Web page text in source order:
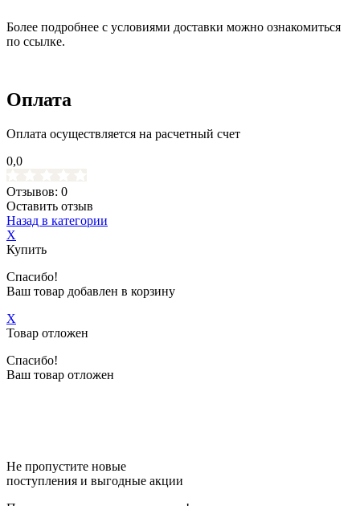
Более подробнее с условиями доставки можно ознакомиться
по ссылке.
Оплата
Оплата осуществляется на расчетный счет
0,0
Отзывов: 0
Оставить отзыв
Назад в категории
X
Купить
Спасибо!
Ваш товар добавлен в корзину
X
Товар отложен
Спасибо!
Ваш товар отложен
Не пропустите новые
поступления и выгодные акции